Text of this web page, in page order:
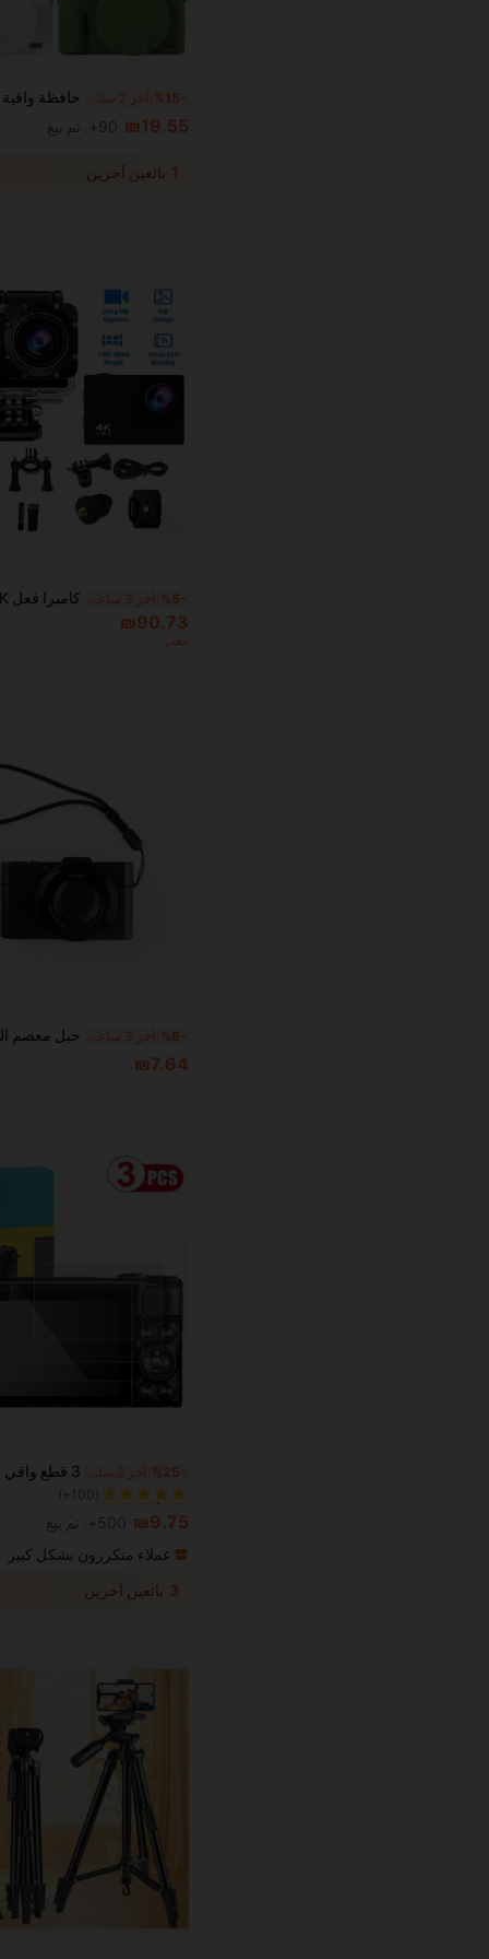
%15- آخر 2 ساعة أيام
₪19.55 90+. تم بيع
1 بائعين آخرين
%5- آخر 3 ساعة أيام
₪90.73
مقدر
%8- آخر 3 ساعة أيام
₪7.64
%25- آخر 2 ساعة أيام(100+)
1# الأفضل مبيعا
1# الأفضل مبيعا
1# الأفضل مبيعا
₪9.75 500+. تم بيع
عملاء متكررون بشكل كبير
3 بائعين آخرين